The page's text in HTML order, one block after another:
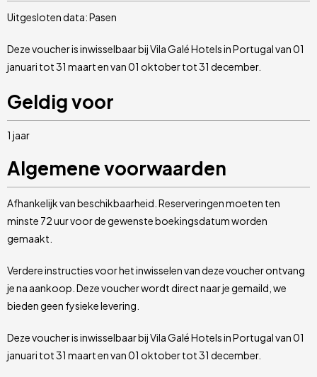
Uitgesloten data: Pasen
Deze voucher is inwisselbaar bij Vila Galé Hotels in Portugal van 01
januari tot 31 maart en van 01 oktober tot 31 december.
Geldig voor
1 jaar
Algemene voorwaarden
Afhankelijk van beschikbaarheid. Reserveringen moeten ten
minste 72 uur voor de gewenste boekingsdatum worden
gemaakt.
Verdere instructies voor het inwisselen van deze voucher ontvang
je na aankoop. Deze voucher wordt direct naar je gemaild, we
bieden geen fysieke levering.
Deze voucher is inwisselbaar bij Vila Galé Hotels in Portugal van 01
januari tot 31 maart en van 01 oktober tot 31 december.